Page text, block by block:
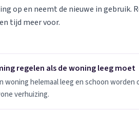
op en neemt de nieuwe in gebruik.
tijd meer voor.
als de woning leeg moet
regelen als de woning leeg moet
woning helemaal leeg en schoon worden
verhuizing.